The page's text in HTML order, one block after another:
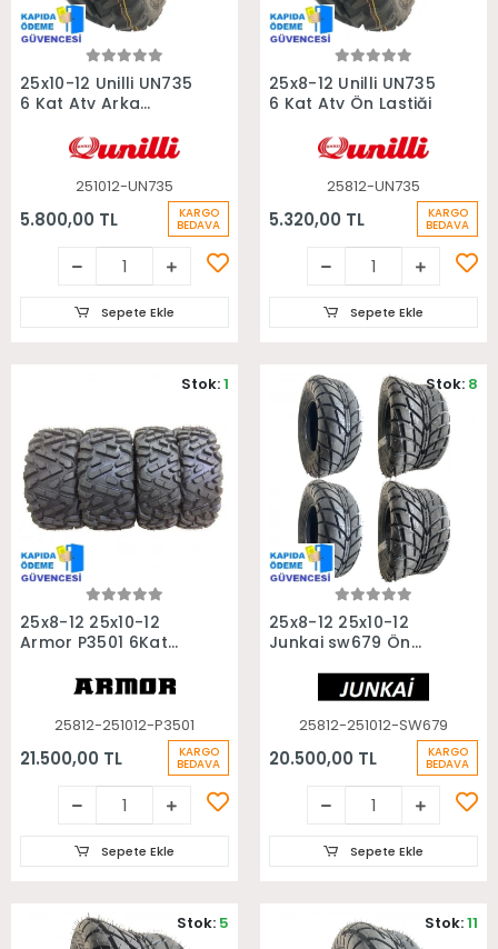
Sepete Ekle
25x10-12 Unilli UN735
6 Kat Atv Arka
251012-UN735
5.800,00 TL KARGO
BEDAVA
Sepete Ekle
Sepete Ekle
25x8-12 Unilli UN735
6 Kat Atv Ön Lastiği
25812-UN735
5.320,00 TL KARGO
BEDAVA
Sepete Ekle
Sepete Ekle
25x8-12 25x10-12
Armor P3501 6Kat
Utv Lastiği
25812-251012-P3501
21.500,00 TL KARGO
BEDAVA
Stok:1
Sepete Ekle
Sepete Ekle
25x8-12 25x10-12
Junkai sw679 Ön
Yol Atv Utv Lastiği
25812-251012-SW679
20.500,00 TL KARGO
BEDAVA
Stok: 8
Sepete Ekle
Stok: 5 Stok:11